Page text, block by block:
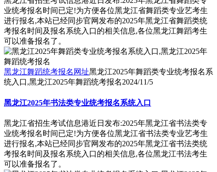
业统考报名时间已定!为方便各位黑龙江省舞蹈类专业艺考生
进行报名,本站已经同步官网发布的2025年黑龙江省舞蹈类统
考报名时间及报名系统入口的相关信息,各位黑龙江舞蹈考生
可以准备报名了。
黑龙江舞蹈统考报名网址黑龙江2025年舞蹈类专业统考报名系
统入口,黑龙江2025年舞蹈统考报名2024/11/5
黑龙江2025年书法类专业统考报名系统入口
黑龙江省招生考试信息港近日发布:2025年黑龙江省书法类专
业统考报名时间已定!为方便各位黑龙江省书法类专业艺考生
进行报名,本站已经同步官网发布的2025年黑龙江省书法类统
考报名时间及报名系统入口的相关信息,各位黑龙江书法考生
可以准备报名了。